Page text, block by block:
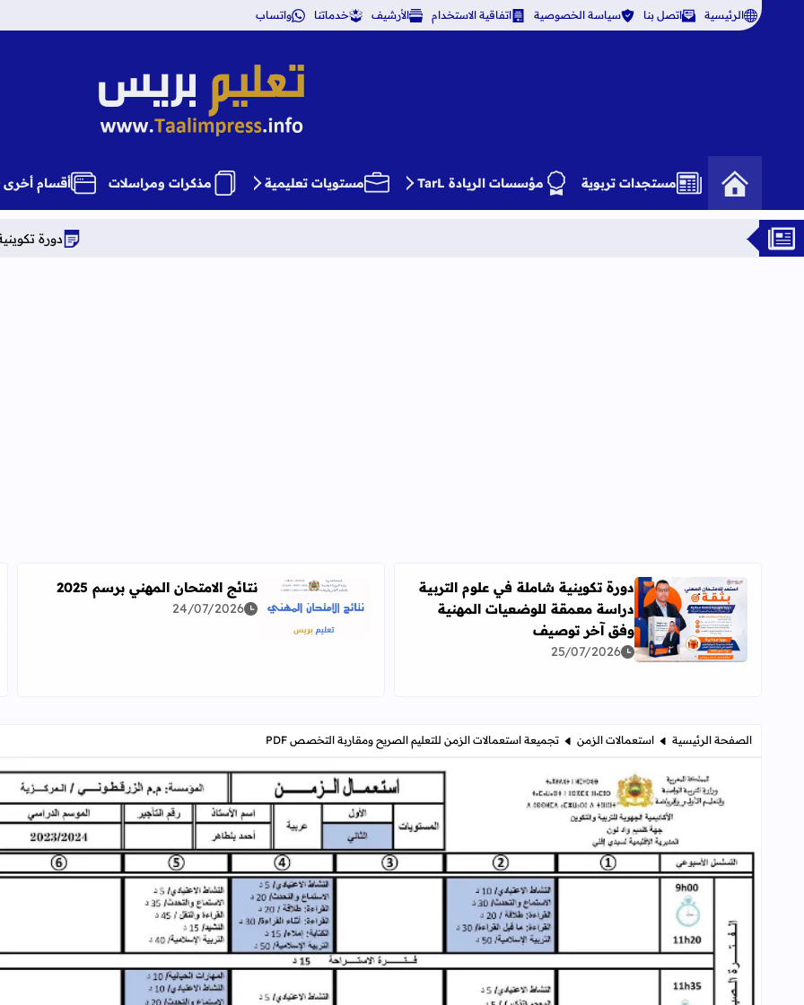
الرئيسية اتصل بنا سياسة الخصوصية اتفاقية الاستخدام الأرشيف خدماتنا واتساب
تعليم بريس TaalimPress
مستجدات تربوية مؤسسات الريادة TarL مستويات تعليمية مذكرات ومراسلات أقسام أخرى
دورة تكوينية شاملة في
اقرأ المزيد عن دورة تكوينية شاملة في علوم التربية دراسة معمقة للوضعيات المهنية وفق آخر توصيف
دورة تكوينية شاملة في علوم التربية
دراسة معمقة للوضعيات المهنية
وفق آخر توصيف
25/07/2026
اقرأ المزيد عن نتائج الامتحان المهني برسم 2025
نتائج الامتحان المهني برسم 2025
24/07/2026
الصفحة الرئيسية استعمالات الزمن تجميعة استعمالات الزمن للتعليم الصريح ومقاربة التخصص PDF